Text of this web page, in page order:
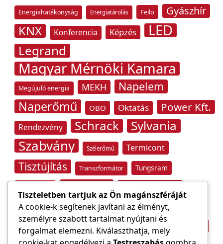
Energiahatékonyság Energiatárolás Feilo Gyászhír
KNX Konferencia Képzés LED
Legrand
Magyar Mérnöki Kamara
Megújuló energia MEKH Napelem
Naperőmű OBO Oktatás Power Kft.
Rendezvény Schrack Sylvania
Szabvány Szélerőmű Termicont
Tisztújítás Transzformátor Tungsram
Villámvédelem
Világítástechnika Áramfogyasztás
Tiszteletben tartjuk az Ön magánszféráját
A cookie-k segítenek javítani az élményt,
személyre szabott tartalmat nyújtani és
forgalmat elemezni. Kiválaszthatja, mely